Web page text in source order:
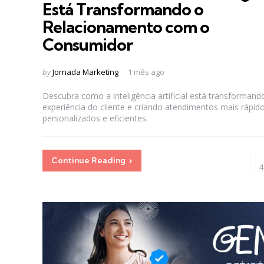
Está Transformando o
Relacionamento com o
Consumidor
Posted
byJornada Marketing 1 mês ago
Descubra como a inteligência artificial está
experiência do cliente e criando atendimentos mais
personalizados e eficientes.
Continue Reading